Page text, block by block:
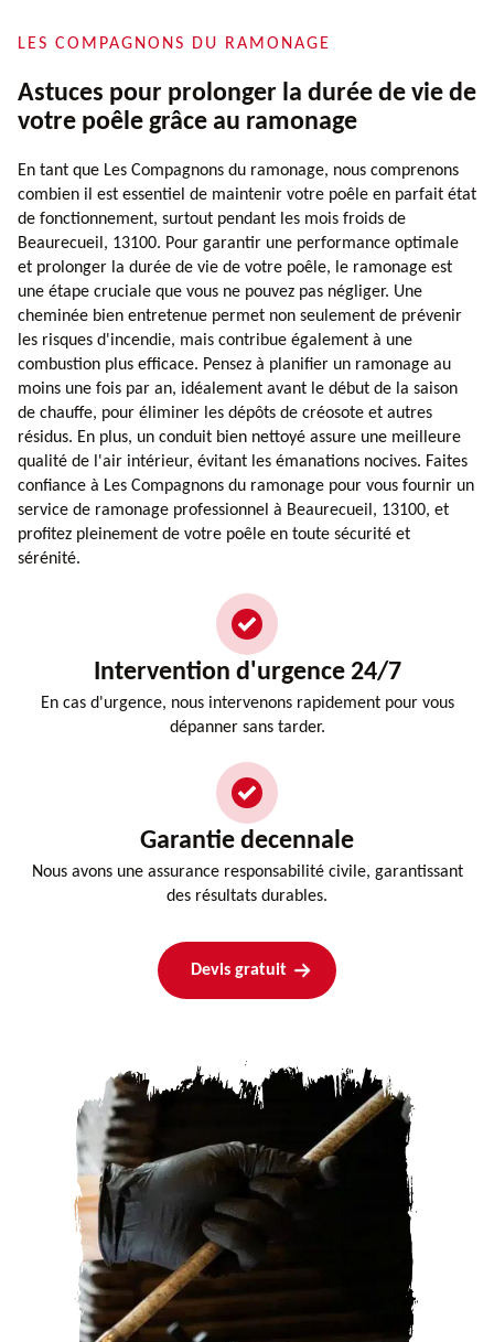
LES COMPAGNONS DU RAMONAGE
Astuces pour prolonger la durée de vie de
votre poêle grâce au ramonage
En tant que Les Compagnons du ramonage, nous comprenons
combien il est essentiel de maintenir votre poêle en parfait état
de fonctionnement, surtout pendant les mois froids de
Beaurecueil, 13100. Pour garantir une performance optimale
et prolonger la durée de vie de votre poêle, le ramonage est
une étape cruciale que vous ne pouvez pas négliger. Une
cheminée bien entretenue permet non seulement de prévenir
les risques d'incendie, mais contribue également à une
combustion plus efficace. Pensez à planifier un ramonage au
moins une fois par an, idéalement avant le début de la saison
de chauffe, pour éliminer les dépôts de créosote et autres
résidus. En plus, un conduit bien nettoyé assure une meilleure
qualité de l'air intérieur, évitant les émanations nocives. Faites
confiance à Les Compagnons du ramonage pour vous fournir un
service de ramonage professionnel à Beaurecueil, 13100, et
profitez pleinement de votre poêle en toute sécurité et
sérénité.
Intervention d'urgence 24/7
En cas d'urgence, nous intervenons rapidement pour vous
dépanner sans tarder.
Garantie decennale
Nous avons une assurance responsabilité civile, garantissant
des résultats durables.
Devis gratuit